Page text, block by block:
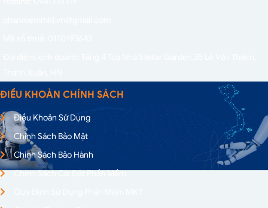
ĐIỀU KHOẢN CHÍNH SÁCH
Điều Khoản Sử Dụng
Chính Sách Bảo Mật
Chính Sách Bảo Hành
Chính Sách Cài Đặt Phần Mềm